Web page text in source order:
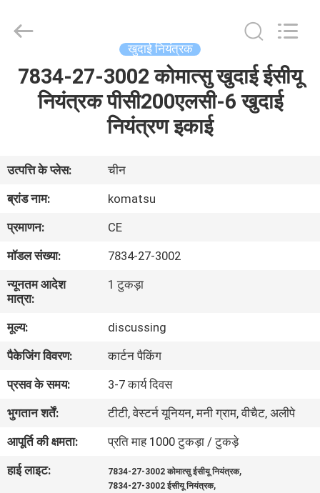
घर
हमारे
बारे
में
कारखाना
भ्रमण
गुणवत्ता
नियंत्रण
संपर्क
करें
BLOG
Management
Services
Rights
Reserved.
खुदाई नियंत्रक
7834-27-3002 कोमात्सु खुदाई ईसीयू
नियंत्रक पीसी200एलसी-6 खुदाई
नियंत्रण इकाई
उत्पत्ति के प्लेस:
चीन
ब्रांड नाम:
komatsu
प्रमाणन:
CE
मॉडल संख्या:
7834-27-3002
न्यूनतम आदेश
मात्रा:
1 टुकड़ा
मूल्य:
discussing
पैकेजिंग विवरण:
कार्टन पैकिंग
प्रसव के समय:
3-7 कार्य दिवस
भुगतान शर्तें:
टीटी, वेस्टर्न यूनियन, मनी ग्राम, वीचैट, अलीपे
आपूर्ति की क्षमता:
प्रति माह 1000 टुकड़ा / टुकड़े
हाई लाइट:
7834-27-3002 कोमात्सु ईसीयू नियंत्रक,
7834-27-3002 ईसीयू नियंत्रक,